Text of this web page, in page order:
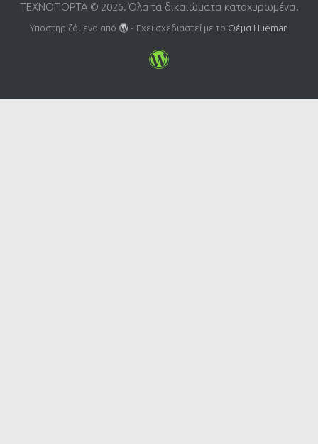
ΤΕΧΝΟΠΟΡΤΑ © 2026. Όλα τα δικαιώματα κατοχυρωμένα.
Υποστηριζόμενο από - Έχει σχεδιαστεί με το Θέμα Ηueman